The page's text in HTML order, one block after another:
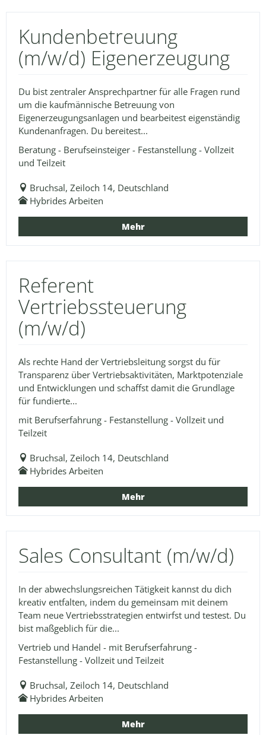
Kundenbetreuung
(m/w/d) Eigenerzeugung
Du bist zentraler Ansprechpartner für alle Fragen rund
um die kaufmännische Betreuung von
Eigenerzeugungsanlagen und bearbeitest eigenständig
Kundenanfragen. Du bereitest...
Beratung - Berufseinsteiger - Festanstellung - Vollzeit
und Teilzeit
Bruchsal, Zeiloch 14, Deutschland
Hybrides Arbeiten
Mehr
Referent
Vertriebssteuerung
(m/w/d)
Als rechte Hand der Vertriebsleitung sorgst du für
Transparenz über Vertriebsaktivitäten, Marktpotenziale
und Entwicklungen und schaffst damit die Grundlage
für fundierte...
mit Berufserfahrung - Festanstellung - Vollzeit und
Teilzeit
Bruchsal, Zeiloch 14, Deutschland
Hybrides Arbeiten
Mehr
Sales Consultant (m/w/d)
In der abwechslungsreichen Tätigkeit kannst du dich
kreativ entfalten, indem du gemeinsam mit deinem
Team neue Vertriebsstrategien entwirfst und testest. Du
bist maßgeblich für die...
Vertrieb und Handel - mit Berufserfahrung -
Festanstellung - Vollzeit und Teilzeit
Bruchsal, Zeiloch 14, Deutschland
Hybrides Arbeiten
Mehr